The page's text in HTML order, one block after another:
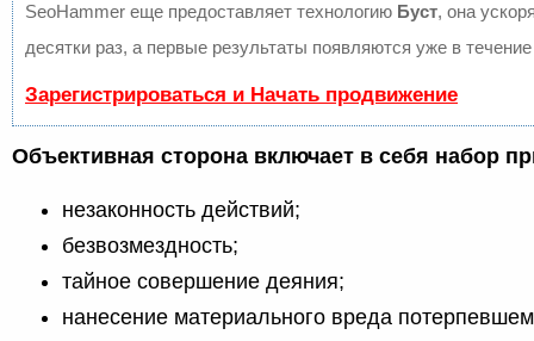
SeoHammer еще предоставляет технологию Буст, она
десятки раз, а первые результаты появляются уже в
Зарегистрироваться и Начать продвижение
Объективная сторона включает в себя набор
незаконность действий;
безвозмездность;
тайное совершение деяния;
нанесение материального вреда